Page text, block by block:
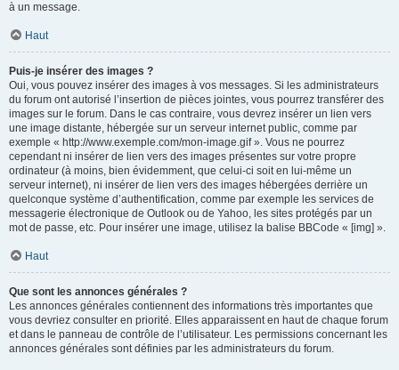
à un message.
Haut
Puis-je insérer des images ?
Oui, vous pouvez insérer des images à vos messages. Si les administrateurs
du forum ont autorisé l’insertion de pièces jointes, vous pourrez transférer des
images sur le forum. Dans le cas contraire, vous devrez insérer un lien vers
une image distante, hébergée sur un serveur internet public, comme par
exemple « http://www.exemple.com/mon-image.gif ». Vous ne pourrez
cependant ni insérer de lien vers des images présentes sur votre propre
ordinateur (à moins, bien évidemment, que celui-ci soit en lui-même un
serveur internet), ni insérer de lien vers des images hébergées derrière un
quelconque système d’authentification, comme par exemple les services de
messagerie électronique de Outlook ou de Yahoo, les sites protégés par un
mot de passe, etc. Pour insérer une image, utilisez la balise BBCode « [img] ».
Haut
Que sont les annonces générales ?
Les annonces générales contiennent des informations très importantes que
vous devriez consulter en priorité. Elles apparaissent en haut de chaque forum
et dans le panneau de contrôle de l’utilisateur. Les permissions concernant les
annonces générales sont définies par les administrateurs du forum.